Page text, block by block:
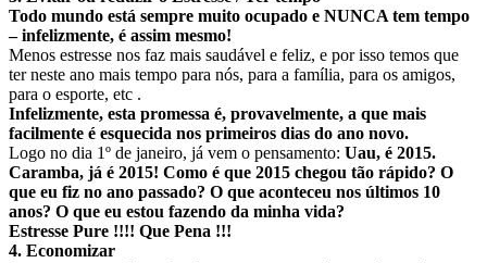
Todo mundo está sempre muito ocupado e NUNCA tem tempo
– infelizmente, é assim mesmo!
Menos estresse nos faz mais saudável e feliz, e por isso temos que
ter neste ano mais tempo para nós, para a família, para os amigos,
para o esporte, etc .
Infelizmente, esta promessa é, provavelmente, a que mais
facilmente é esquecida nos primeiros dias do ano novo.
Logo no dia 1º de janeiro, já vem o pensamento: Uau, é 2015.
Caramba, já é 2015! Como é que 2015 chegou tão rápido? O
que eu fiz no ano passado? O que aconteceu nos últimos 10
anos? O que eu estou fazendo da minha vida?
Estresse Pure !!!! Que Pena !!!
4. Economizar